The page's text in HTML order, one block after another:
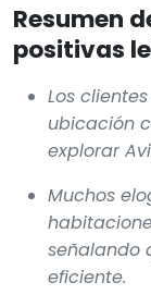
Resumen
positivas
Los
ubicación
explorar
Muchos
señalando
eficiente.